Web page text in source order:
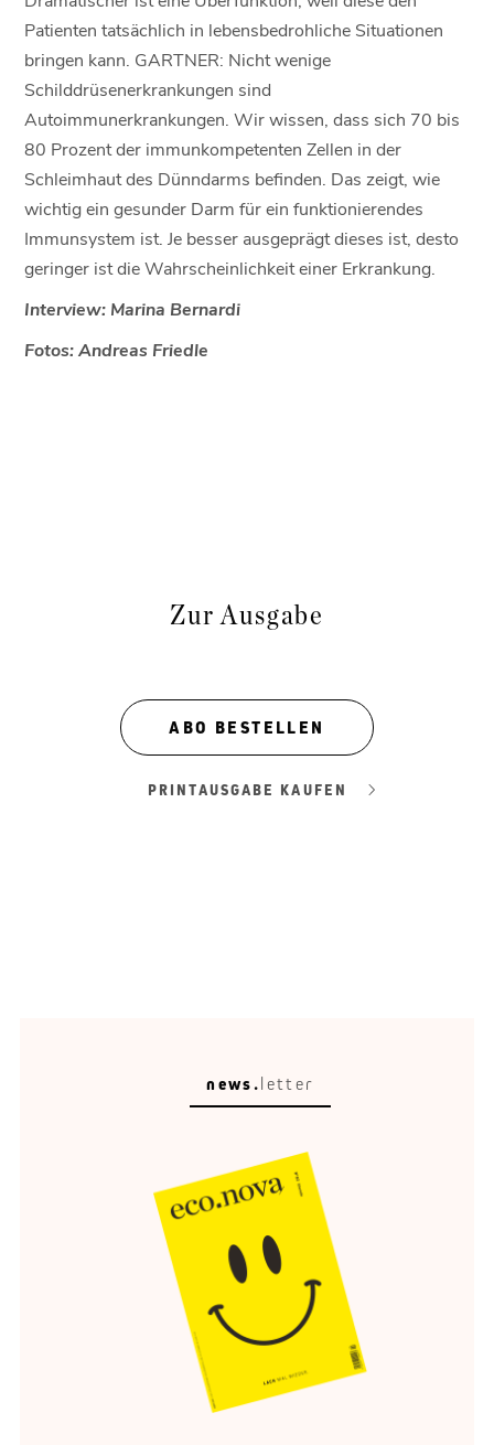
Patienten tatsächlich in lebensbedrohliche Situationen
bringen kann. GARTNER: Nicht wenige
Schilddrüsenerkrankungen sind
Autoimmunerkrankungen. Wir wissen, dass sich 70 bis
80 Prozent der immunkompetenten Zellen in der
Schleimhaut des Dünndarms befinden. Das zeigt, wie
wichtig ein gesunder Darm für ein funktionierendes
Immunsystem ist. Je besser ausgeprägt dieses ist, desto
geringer ist die Wahrscheinlichkeit einer Erkrankung.
Interview: Marina Bernardi
Fotos: Andreas Friedle
Zur Ausgabe
ABO BESTELLEN
PRINTAUSGABE KAUFEN
Circular Escape
Eine schöne Umgebung verändert, wie wir reisen,
entspannen und erinnern.
news.letter